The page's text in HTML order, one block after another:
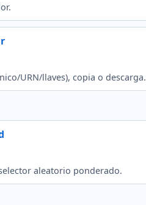
URN/llaves), copia o descarga.
aleatorio ponderado.